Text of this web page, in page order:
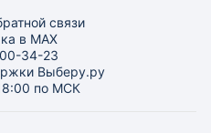
связи
в MAX
34-23
Выберу.ру
по МСК